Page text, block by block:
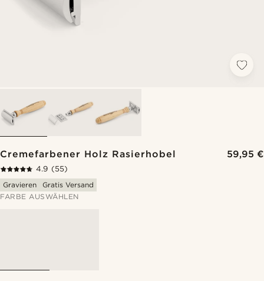
Cremefarbener Holz Rasierhobel 59,95 €
4.9 (55)
Gravieren
Gratis Versand
FARBE AUSWÄHLEN